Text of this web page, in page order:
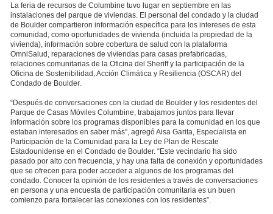
La feria de recursos de Columbine tuvo lugar en septiembre en las
instalaciones del parque de viviendas. El personal del condado y la ciudad
de Boulder compartieron información específica para los intereses de esta
comunidad, como oportunidades de vivienda (incluida la propiedad de la
vivienda), información sobre cobertura de salud con la plataforma
OmniSalud, reparaciones de viviendas para casas prefabricadas,
relaciones comunitarias de la Oficina del Sheriff y la participación de la
Oficina de Sostenibilidad, Acción Climática y Resiliencia (OSCAR) del
Condado de Boulder.
“Después de conversaciones con la ciudad de Boulder y los residentes del
Parque de Casas Móviles Columbine, trabajamos juntos para llevar
información sobre los programas disponibles para la comunidad en los que
estaban interesados en saber más”, agregó Aisa Garita, Especialista en
Participación de la Comunidad para la Ley de Plan de Rescate
Estadounidense en el Condado de Boulder. “Este vecindario ha sido
pasado por alto con frecuencia, y hay una falta de conexión y oportunidades
que se ofrecen para poder acceder a algunos de los programas del
condado. Conocer la opinión de los residentes a través de conversaciones
en persona y una encuesta de participación comunitaria es un buen
comienzo para fortalecer las conexiones con los residentes”.